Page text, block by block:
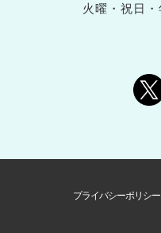
火曜・祝日
プライバシーポリシー